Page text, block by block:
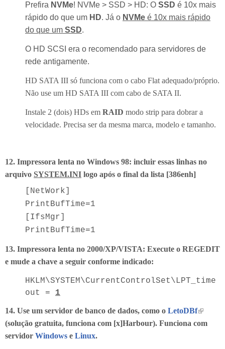
Prefira NVMe! NVMe > SSD > HD: O SSD é 10x mais
rápido do que um HD. Já o NVMe é 10x mais rápido
do que um SSD.
O HD SCSI era o recomendado para servidores de
rede antigamente.
HD SATA III só funciona com o cabo Flat adequado/próprio.
Não use um HD SATA III com cabo de SATA II.
Instale 2 (dois) HDs em RAID modo strip para dobrar a
velocidade. Precisa ser da mesma marca, modelo e tamanho.
12. Impressora lenta no Windows 98: incluir essas linhas no
arquivo SYSTEM.INI logo após o final da lista [386enh]
[NetWork]
PrintBufTime=1
[IfsMgr]
PrintBufTime=1
13. Impressora lenta no 2000/XP/VISTA: Execute o REGEDIT
e mude a chave a seguir conforme indicado:
HKLM\SYSTEM\CurrentControlSet\LPT_time
out = 1
14. Use um servidor de banco de dados, como o LetoDBf(link is
(solução gratuita, funciona com [x]Harbour). Funciona com
servidor Windows e Linux.